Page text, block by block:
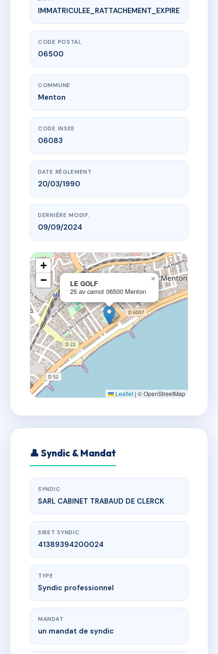
www.vme.plus/AB2042638
LE GOLF
25 av carnot
IMMATRICULEE_RATTACHEMENT_EXPIRE
CODE POSTAL
06500
COMMUNE
Menton
CODE INSEE
06083
DATE RÈGLEMENT
20/03/1990
DERNIÈRE MODIF.
09/09/2024
LE GOLF
25 av carnot 06500 Menton
×
+
−
Leaflet | © OpenStreetMap
👤 Syndic & Mandat
SYNDIC
SARL CABINET TRABAUD DE CLERCK
SIRET SYNDIC
41389394200024
TYPE
Syndic professionnel
MANDAT
un mandat de syndic